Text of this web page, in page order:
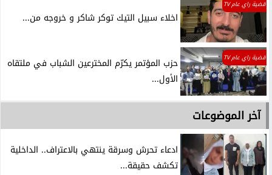
قضية راي عام TV
اخلاء سبيل التيك توكر شاكر و خروجه من...
قضية راي عام TV
حزب المؤتمر يكرّم المخترعين الشباب في ملتقاه
الأول...
آخر الموضوعات
ادعاء تحرش وسرقة ينتهي بالاعتراف.. الداخلية
تكشف حقيقة...